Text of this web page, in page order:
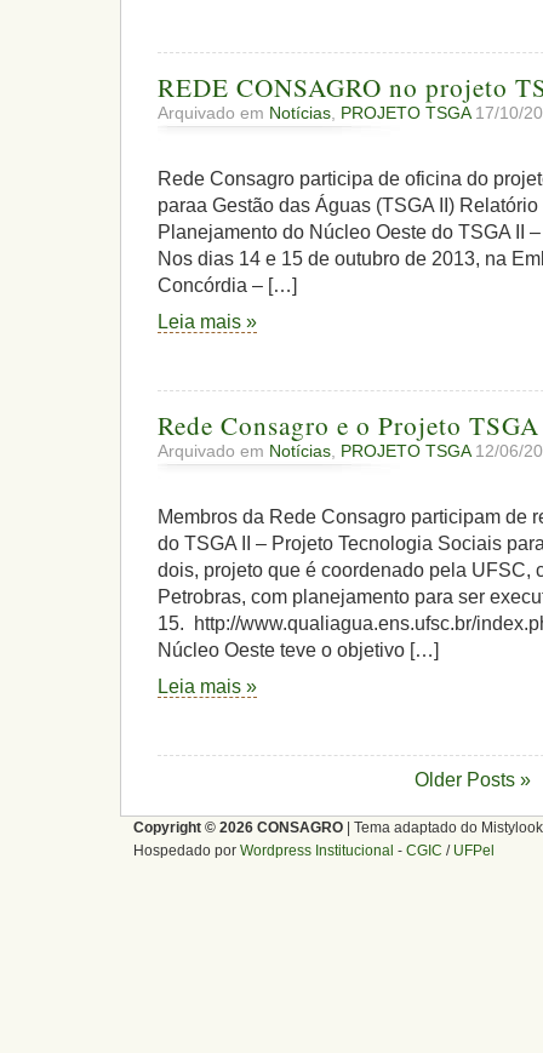
REDE CONSAGRO no projeto
Arquivado em Notícias PROJETO TSGA17/10/
Rede Consagro participa de oficina do
paraa Gestão das Águas (TSGA II)
Planejamento do Núcleo Oeste do
Nos dias 14 e 15 de outubro de 2013, na
Concórdia – […]
Leia mais »
Rede Consagro e o Projeto
Arquivado em Notícias, PROJETO TSGA12/06/
Membros da Rede Consagro participam de
do TSGA II – Projeto Tecnologia Sociais
dois, projeto que é coordenado pela UFSC,
Petrobras, com planejamento para ser
15. http://www.qualiagua.ens.ufsc.br/
Núcleo Oeste teve o objetivo […]
Leia mais »
Older Posts »
Copyright © 2026 CONSAGRO | Tema adaptado do
Hospedado por Wordpress Institucional - CGIC / UFPel